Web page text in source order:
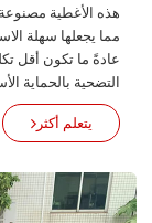
هذه الأغطية
مما يجعلها سهلة
عادةً ما تكون أقل
التضحية بالحماية
يتعلم أكثر